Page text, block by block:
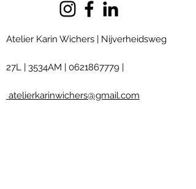
Atelier Karin Wichers | Nijverheidsweg
27L | 3534AM | 0621867779 |
atelierkarinwichers@gmail.com